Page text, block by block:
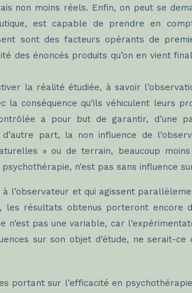
non moins réels. Enfin, on peut se
est capable de prendre en
sont des facteurs opérants de
des énoncés produits qu’on en vient
la réalité étudiée, à savoir
la conséquence qu’ils véhiculent leurs
a pour but de garantir, d’une
part, la non influence de
» ou de terrain, beaucoup
n’est pas sans influence
l’observateur et qui agissent
résultats obtenus porteront encore
pas une variable, car
sur son objet d’étude, ne serait-
portant sur l’efficacité en